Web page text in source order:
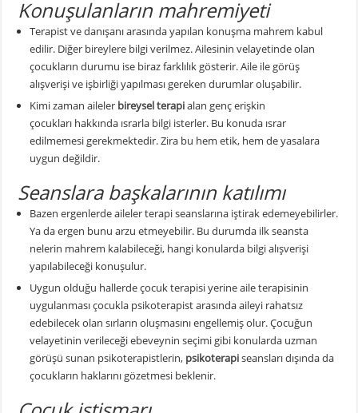
Konuşulanların mahremiyeti
Terapist ve danışanı arasında yapılan konuşma mahrem kabul
edilir. Diğer bireylere bilgi verilmez. Ailesinin velayetinde olan
çocukların durumu ise biraz farklılık gösterir. Aile ile görüş
alışverişi ve işbirliği yapılması gereken durumlar oluşabilir.
Kimi zaman aileler bireysel terapialan genç erişkin
çocukları hakkında ısrarla bilgi isterler. Bu konuda ısrar
edilmemesi gerekmektedir. Zira bu hem etik, hem de yasalara
uygun değildir.
Seanslara başkalarının katılımı
Bazen ergenlerde aileler terapi seanslarına iştirak edemeyebilirler.
Ya da ergen bunu arzu etmeyebilir. Bu durumda ilk seansta
nelerin mahrem kalabileceği, hangi konularda bilgi alışverişi
yapılabileceği konuşulur.
Uygun olduğu hallerde çocuk terapisi yerine aile terapisinin
uygulanması çocukla psikoterapist arasında aileyi rahatsız
edebilecek olan sırların oluşmasını engellemiş olur. Çocuğun
velayetinin verileceği ebeveynin seçimi gibi konularda uzman
görüşü sunan psikoterapistlerin, psikoterapiseansları dışında da
çocukların haklarını gözetmesi beklenir.